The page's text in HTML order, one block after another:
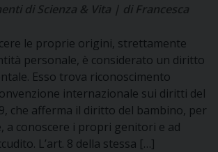
di Scienza & Vita | di Francesca
le proprie origini, strettamente
personale, è considerato un diritto
Esso trova riconoscimento
internazionale sui diritti del
che afferma il diritto del bambino, per
a conoscere i propri genitori e ad
L’art. 8 della stessa […]